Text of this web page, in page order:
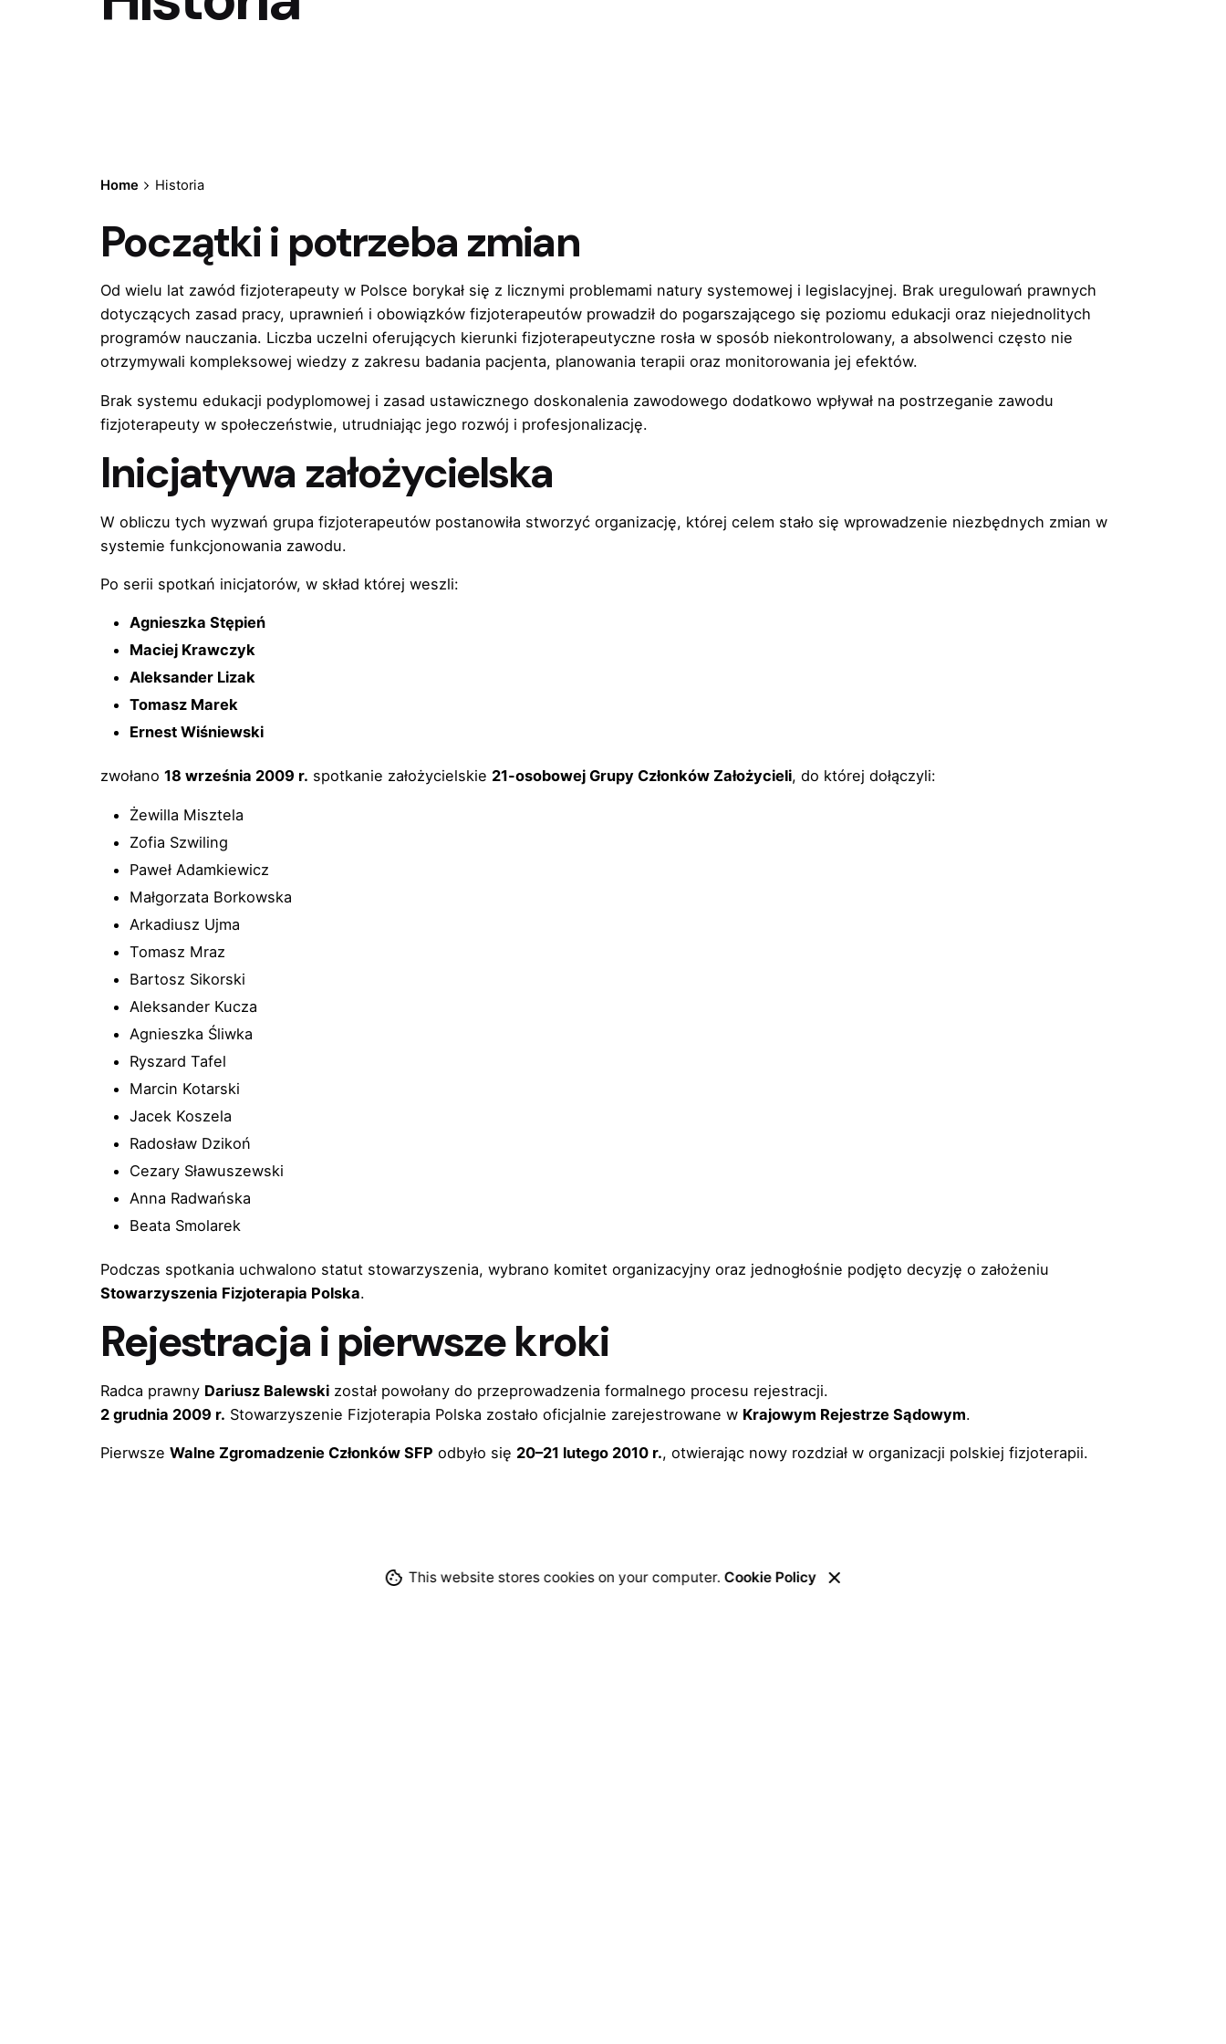
Home Historia
Początki i potrzeba zmian
Od wielu lat zawód fizjoterapeuty w Polsce borykał się z licznymi problemami natury systemowej i legislacyjnej. Brak uregulowań prawnych
dotyczących zasad pracy, uprawnień i obowiązków fizjoterapeutów prowadził do pogarszającego się poziomu edukacji oraz niejednolitych
programów nauczania. Liczba uczelni oferujących kierunki fizjoterapeutyczne rosła w sposób niekontrolowany, a absolwenci często nie
otrzymywali kompleksowej wiedzy z zakresu badania pacjenta, planowania terapii oraz monitorowania jej efektów.
Brak systemu edukacji podyplomowej i zasad ustawicznego doskonalenia zawodowego dodatkowo wpływał na postrzeganie zawodu
fizjoterapeuty w społeczeństwie, utrudniając jego rozwój i profesjonalizację.
Inicjatywa założycielska
W obliczu tych wyzwań grupa fizjoterapeutów postanowiła stworzyć organizację, której celem stało się wprowadzenie niezbędnych zmian w
systemie funkcjonowania zawodu.
Po serii spotkań inicjatorów, w skład której weszli:
Agnieszka Stępień
Maciej Krawczyk
Aleksander Lizak
Tomasz Marek
Ernest Wiśniewski
zwołano18 września 2009 r. spotkanie założycielskie 21-osobowej Grupy Członków Założycieli, do której dołączyli:
Żewilla Misztela
Zofia Szwiling
Paweł Adamkiewicz
Małgorzata Borkowska
Arkadiusz Ujma
Tomasz Mraz
Bartosz Sikorski
Aleksander Kucza
Agnieszka Śliwka
Ryszard Tafel
Marcin Kotarski
Jacek Koszela
Radosław Dzikoń
Cezary Sławuszewski
Anna Radwańska
Beata Smolarek
Podczas spotkania uchwalono statut stowarzyszenia, wybrano komitet organizacyjny oraz jednogłośnie podjęto decyzję o założeniu
Stowarzyszenia Fizjoterapia Polska.
Rejestracja i pierwsze kroki
Radca prawny Dariusz Balewski został powołany do przeprowadzenia formalnego procesu rejestracji.
2 grudnia 2009 r. Stowarzyszenie Fizjoterapia Polska zostało oficjalnie zarejestrowane w Krajowym Rejestrze Sądowym.
PierwszeWalne Zgromadzenie Członków SFP odbyło się 20–21 lutego 2010 r., otwierając nowy rozdział w organizacji polskiej fizjoterapii.
This website stores cookies on your computer. Cookie Policy